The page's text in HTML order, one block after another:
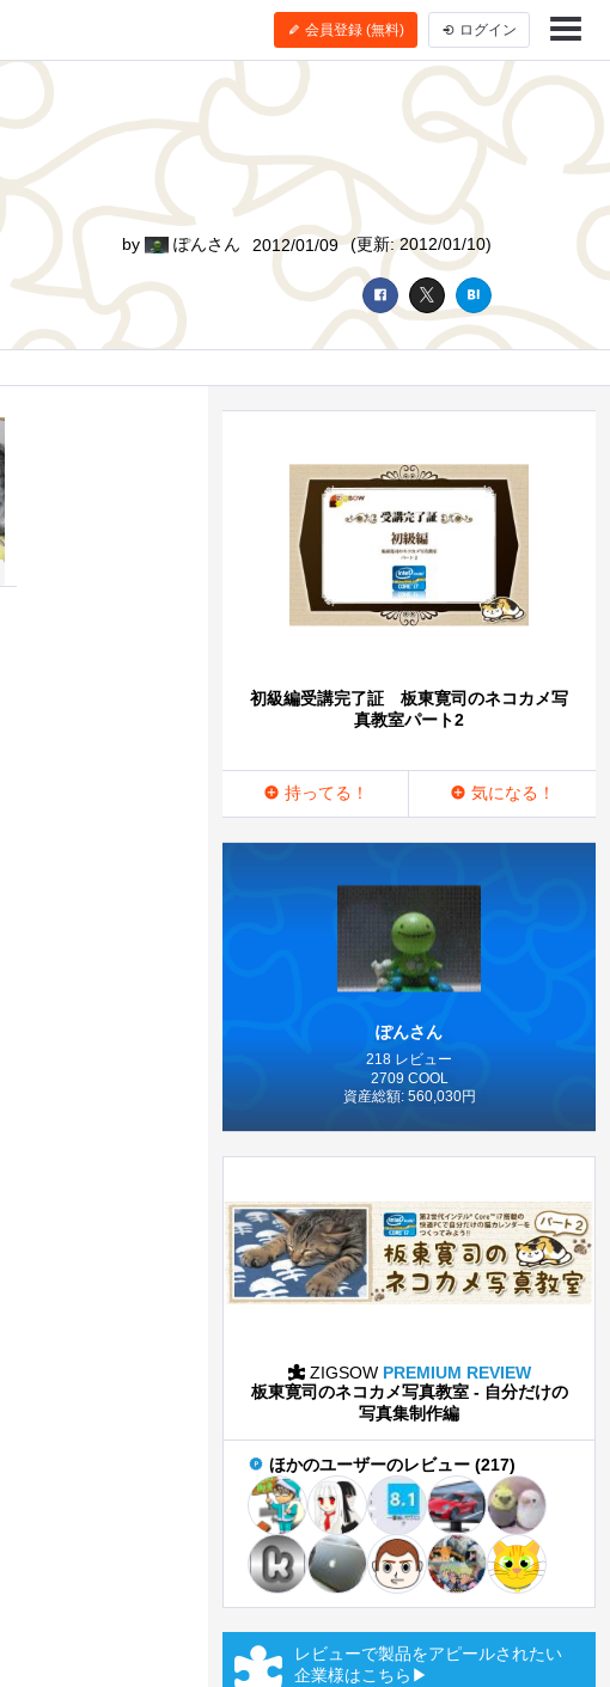
会員登録 (無料) ログイン
by ぽんさん 2012/01/09 (更新: 2012/01/10)
初級編受講完了証 板東寛司のネコカメ写
真教室パート2
持ってる！ 気になる！
ぽんさん
218 レビュー
2709 COOL
資産総額: 560,030円
ZIGSOW PREMIUM REVIEW
板東寛司のネコカメ写真教室 - 自分だけの
写真集制作編
ほかのユーザーのレビュー (217)
レビューで製品をアピールされたい
企業様はこちら▶